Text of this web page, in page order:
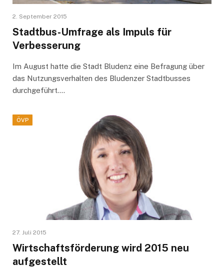
2. September 2015
Stadtbus-Umfrage als Impuls für
Verbesserung
Im August hatte die Stadt Bludenz eine Befragung über
das Nutzungsverhalten des Bludenzer Stadtbusses
durchgeführt.…
ÖVP
27. Juli 2015
Wirtschaftsförderung wird 2015 neu
aufgestellt